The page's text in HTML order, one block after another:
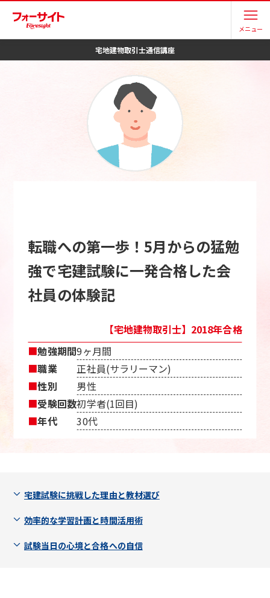
メニュー
宅地建物取引士通信講座
転職への第一歩！5月からの猛勉
強で宅建試験に一発合格した会
社員の体験記
【宅地建物取引士】2018年合格
■勉強期間9ヶ月間
■職業
正社員(サラリーマン)
■性別
男性
■受験回数初学者(1回目)
■年代 30代
宅建試験に挑戦した理由と教材選び
効率的な学習計画と時間活用術
試験当日の心境と合格への自信